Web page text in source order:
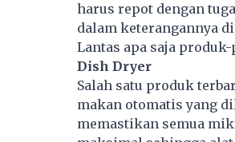
harus repot dengan
dalam keterangannya di
Lantas apa saja
Dish Dryer
Salah satu produk
makan otomatis yang
memastikan semua